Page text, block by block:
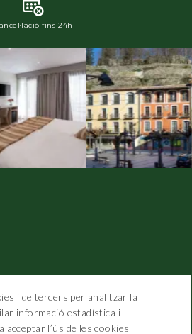
fins 24h
i de tercers per analitzar la
informació estadística i
l’ús de les cookies